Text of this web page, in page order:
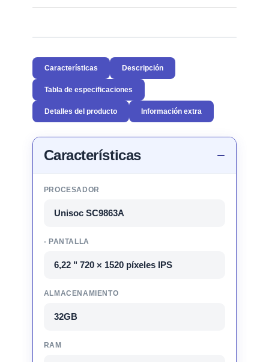
Características Descripción
Tabla de especificaciones
Detalles del producto Información extra
Características
PROCESADOR
Unisoc SC9863A
- PANTALLA
6,22 " 720 × 1520 píxeles IPS
ALMACENAMIENTO
32GB
RAM